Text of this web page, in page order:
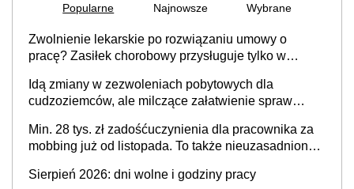
Popularne Najnowsze Wybrane
Zwolnienie lekarskie po rozwiązaniu umowy o
pracę? Zasiłek chorobowy przysługuje tylko w
stosunku pracy
Idą zmiany w zezwoleniach pobytowych dla
cudzoziemców, ale milczące załatwienie spraw
Min. 28 tys. zł zadośćuczynienia dla pracownika za
mobbing już od listopada. To także nieuzasadniona
Sierpień 2026: dni wolne i godziny pracy